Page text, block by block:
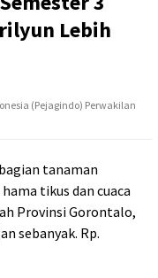
Lebih
(Pejagindo) Perwakilan
tanaman
tikus dan cuaca
Provinsi Gorontalo,
sebanyak. Rp.